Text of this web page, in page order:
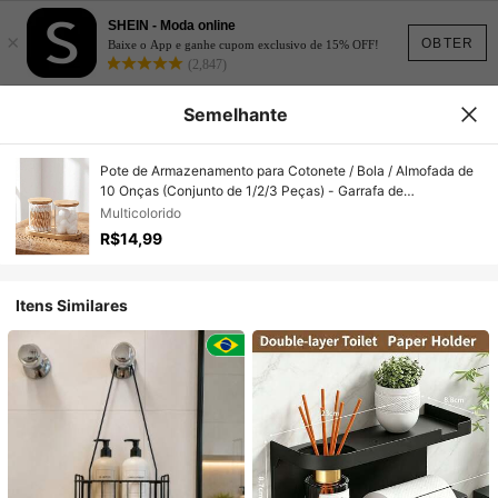
OBTER
×
SHEIN - Moda online
Baixe o App e ganhe cupom exclusivo de 15% OFF!
(2,847)
Semelhante
Pote de Armazenamento para Cotonete / Bola / Almofada de
10 Onças (Conjunto de 1/2/3 Peças) - Garrafa de
Armazenamento Estilo Botica para Q-Tip com Tampa de
Bambu | Recipiente Organizador de Banheiro Transparente
Multicolorido
R$14,99
Itens Similares